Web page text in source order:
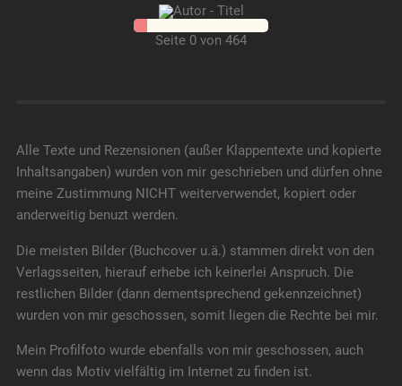
Seite 0 von 464
Alle Texte und Rezensionen (außer Klappentexte und kopierte
Inhaltsangaben) wurden von mir geschrieben und dürfen ohne
meine Zustimmung NICHT weiterverwendet, kopiert oder
anderweitig benuzt werden.
Die meisten Bilder (Buchcover u.ä.) stammen direkt von den
Verlagsseiten, hierauf erhebe ich keinerlei Anspruch. Die
restlichen Bilder (dann dementsprechend gekennzeichnet)
wurden von mir geschossen, somit liegen die Rechte bei mir.
Mein Profilfoto wurde ebenfalls von mir geschossen, auch
wenn das Motiv vielfältig im Internet zu finden ist.